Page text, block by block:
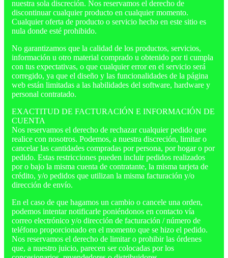
nuestra sola discreción. Nos reservamos el derecho de
discontinuar cualquier producto en cualquier momento.
Cualquier oferta de producto o servicio hecho en este sitio es
nula donde esté prohibido.
No garantizamos que la calidad de los productos, servicios,
información u otro material comprado u obtenido por ti cumpla
con tus expectativas, o que cualquier error en el servicio será
corregido, ya que el diseño y las funcionalidades de la página
web están limitadas a las habilidades del software, hardware y
personal contratado.
EXACTITUD DE FACTURACIÓN E INFORMACIÓN DE
CUENTA
Nos reservamos el derecho de rechazar cualquier pedido que
realice con nosotros. Podemos, a nuestra discreción, limitar o
cancelar las cantidades compradas por persona, por hogar o por
pedido. Estas restricciones pueden incluir pedidos realizados
por o bajo la misma cuenta de contratante, la misma tarjeta de
crédito, y/o pedidos que utilizan la misma facturación y/o
dirección de envío.
En el caso de que hagamos un cambio o cancele una orden,
podemos intentar notificarle poniéndonos en contacto vía
correo electrónico y/o dirección de facturación / número de
teléfono proporcionado en el momento que se hizo el pedido.
Nos reservamos el derecho de limitar o prohibir las órdenes
que, a nuestro juicio, parecen ser colocadas por los